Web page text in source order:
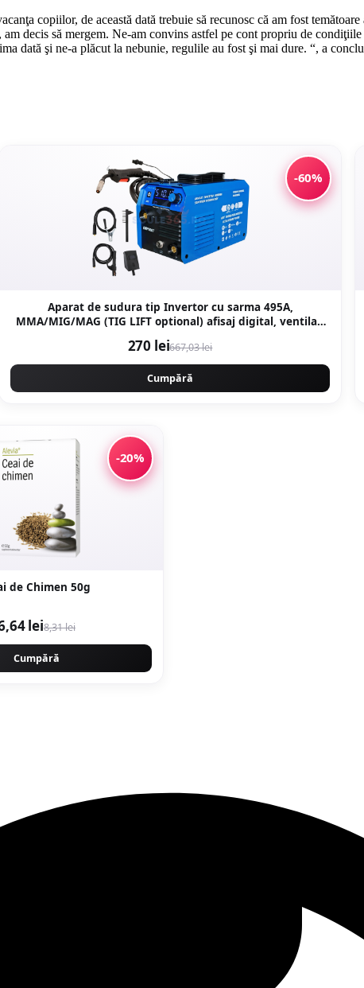
copiilor, de această dată trebuie să recunosc că am fost
decis să mergem. Ne-am convins astfel pe cont propriu de
dată şi ne-a plăcut la nebunie, regulile au fost şi mai dure. “, a
-60%
Aparat de sudura tip Invertor cu sarma 495A,
MMA/MIG/MAG (TIG LIFT optional) afisaj digital, ventilat,
CMP1697
270 lei667,03 lei
Cumpără
-20%
de Chimen 50g
lei8,31 lei
Cumpără